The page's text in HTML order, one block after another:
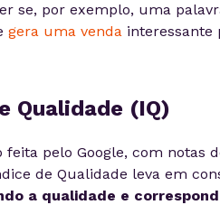
se, por exemplo, uma
gera uma venda interessante
Qualidade (IQ)
feita pelo Google, com notas
de Qualidade leva em
a qualidade e